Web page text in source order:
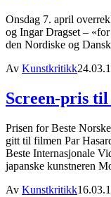
Onsdag 7. april
og Ingar Dragset –
den Nordiske og
Av Kunstkritikk
Screen-pris
Prisen for Beste
gitt til filmen Par
Beste Internasjonale
japanske kunstneren
Av Kunstkritikk